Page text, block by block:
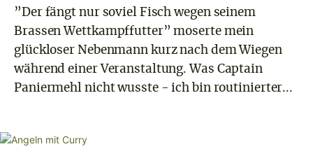
”Der fängt nur soviel Fisch wegen seinem
Brassen Wettkampffutter” moserte mein
glückloser Nebenmann kurz nach dem Wiegen
während einer Veranstaltung. Was Captain
Paniermehl nicht wusste - ich bin routinierter...